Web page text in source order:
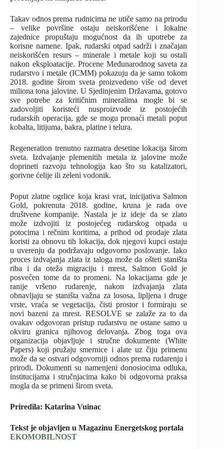
Takav odnos prema rudnicima ne utiče samo na prirodu
– velike površine ostaju neiskorišćene i lokalne
zajednice propuštaju mogućnost da ih upotrebe za
korisne namene. Ipak, rudarski otpad sadrži i značajan
neiskorišćen resurs – minerale i metale koji su ostali
nakon eksploatacije. Procene Međunarodnog saveta za
rudarstvo i metale (ICMM) pokazuju da je samo tokom
2018. godine širom sveta proizvedeno više od devet
miliona tona jalovine. U Sjedinjenim Državama, gotovo
sve potrebe za kritičnim mineralima mogle bi se
zadovoljiti koristeći nusproizvode iz postojećih
rudarskih operacija, gde se mogu pronaći metali poput
kobalta, litijuma, bakra, platine i telura.
Regeneration trenutno razmatra desetine lokacija širom
sveta. Izdvajanje plemenitih metala iz jalovine može
doprineti razvoju tehnologija kao što su katalizatori,
gorivne ćelije ili zeleni vodonik.
Poput zlatne ogrlice koja krasi vrat, inicijativa Salmon
Gold, pokrenuta 2018. godine, kruna je rada ove
društvene kompanije. Nastala je iz ideje da se zlato
može izdvojiti iz postojećeg rudarskog otpada u
potocima i rečnim koritima, a prihod od prodaje zlata
koristi za obnovu tih lokacija, dok njegovi kupci ostaju
u uverenju da podržavaju odgovorno poslovanje. Iako
proces izdvajanja zlata iz taloga može da ošteti staništa
riba i da oteža migraciju i mrest, Salmon Gold je
posvećen tome da to promeni. Na lokacijama gde je
ranije vršeno rudarenje, nakon izdvajanja zlata
obnavljaju se staništa važna za lososa, lipljena i druge
vrste, vraća se vegetacija, čisti prostor i formiraju se
novi bazeni za mrest. RESOLVE se zalaže za to da
ovakav odgovoran pristup rudarstvu ne ostane samo u
okviru granica njihovog delovanja. Zbog toga ova
organizacija objavljuje i stručne dokumente (White
Papers) koji pružaju smernice i alate uz čiju primenu
može da se ostvari odgovorniji odnos prema rudarenju i
prirodi. Dokumenti su namenjeni donosiocima odluka,
institucijama i stručnjacima kako bi odgovorna praksa
mogla da se primeni širom sveta.
Priredila: Katarina Vuinac
Tekst je objavljen u Magazinu Energetskog portala
EKOMOBILNOST